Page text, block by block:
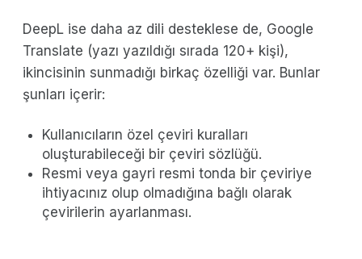
DeepL ise daha az dili desteklese de, Google
Translate (yazı yazıldığı sırada 120+ kişi),
ikincisinin sunmadığı birkaç özelliği var. Bunlar
şunları içerir:
Kullanıcıların özel çeviri kuralları
oluşturabileceği bir çeviri sözlüğü.
Resmi veya gayri resmi tonda bir çeviriye
ihtiyacınız olup olmadığına bağlı olarak
çevirilerin ayarlanması.